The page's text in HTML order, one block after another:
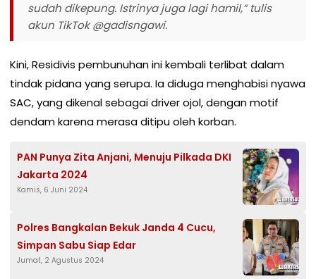
sudah dikepung. Istrinya juga lagi hamil,” tulis
akun TikTok @gadisngawi.
Kini, Residivis pembunuhan ini kembali terlibat dalam
tindak pidana yang serupa. Ia diduga menghabisi nyawa
SAC, yang dikenal sebagai driver ojol, dengan motif
dendam karena merasa ditipu oleh korban.
PAN Punya Zita Anjani, Menuju Pilkada DKI
Jakarta 2024
Kamis, 6 Juni 2024
Polres Bangkalan Bekuk Janda 4 Cucu,
Simpan Sabu Siap Edar
Jumat, 2 Agustus 2024